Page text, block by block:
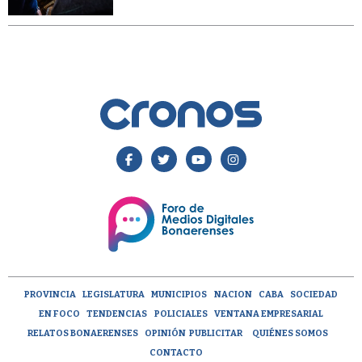
PROVINCIA LEGISLATURA MUNICIPIOS NACION CABA
SOCIEDAD
EN FOCO
TENDENCIAS POLICIALES
VENTANA EMPRESARIAL
RELATOS BONAERENSES
OPINIÓN PUBLICITAR
QUIÉNES SOMOS
CONTACTO